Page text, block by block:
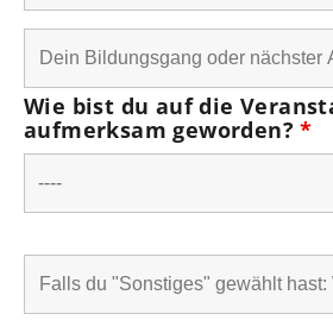
Wie bist du auf die
aufmerksam geworden?*